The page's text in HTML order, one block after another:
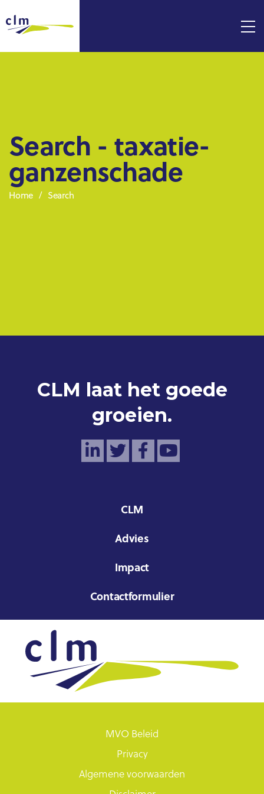
Search - taxatie-
ganzenschade
Home Search
CLM laat het goede
groeien.
CLM
Advies
Impact
Contactformulier
MVO Beleid
Privacy
Algemene voorwaarden